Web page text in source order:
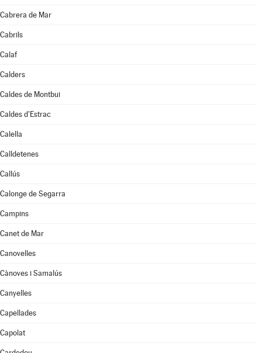
Cabrera de Mar
Cabrils
Calaf
Calders
Caldes de Montbui
Caldes d'Estrac
Calella
Calldetenes
Callús
Calonge de Segarra
Campins
Canet de Mar
Canovelles
Cànoves i Samalús
Canyelles
Capellades
Capolat